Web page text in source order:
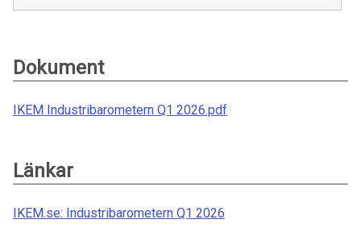
Dokument
IKEM Industribarometern Q1 2026.pdf
Länkar
IKEM.se: Industribarometern Q1 2026